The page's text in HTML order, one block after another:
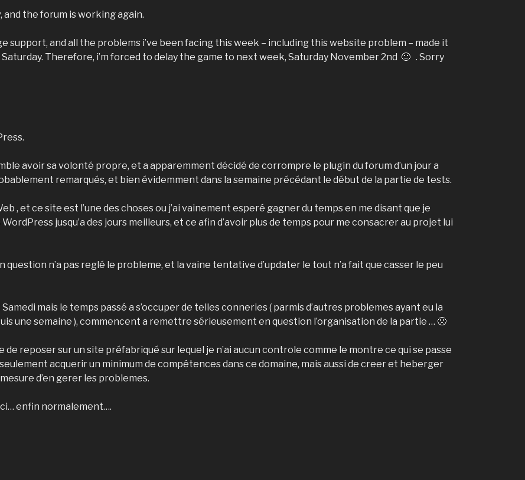
the forum is working again.
support, and all the problems i’ve been facing this week – including this website problem – made it
Therefore, i’m forced to delay the game to next week, Saturday November 2nd 🙁 . Sorry
avoir sa volonté propre, et a apparemment décidé de corrompre le plugin du forum d’un jour a
remarqués, et bien évidemment dans la semaine précédant le début de la partie de tests.
, et ce site est l’une des choses ou j’ai vainement esperé gagner du temps en me disant que je
jusqu’a des jours meilleurs, et ce afin d’avoir plus de temps pour me consacrer au projet lui
question n’a pas reglé le probleme, et la vaine tentative d’updater le tout n’a fait que casser le peu
mais le temps passé a s’occuper de telles conneries ( parmis d’autres problemes ayant eu la
une semaine ), commencent a remettre sérieusement en question l’organisation de la partie … 🙁
reposer sur un site préfabriqué sur lequel je n’ai aucun controle comme le montre ce qui se passe
acquerir un minimum de compétences dans ce domaine, mais aussi de creer et heberger
d’en gerer les problemes.
enfin normalement….